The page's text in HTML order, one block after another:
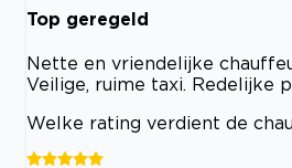
Top geregeld
Nette en vriendelijke
Veilige, ruime taxi. Redelijke
Welke rating verdient de